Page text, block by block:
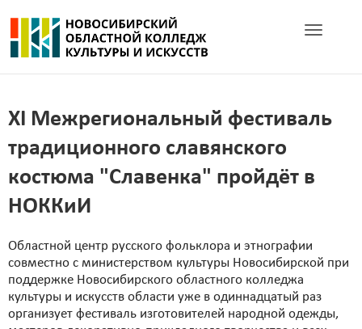
Toggle
XI Межрегиональный фестиваль
традиционного славянского
костюма "Славенка" пройдёт в
НОККиИ
Областной центр русского фольклора и этнографии
совместно с министерством культуры Новосибирской при
поддержке Новосибирского областного колледжа
культуры и искусств области уже в одиннадцатый раз
организует фестиваль изготовителей народной одежды,